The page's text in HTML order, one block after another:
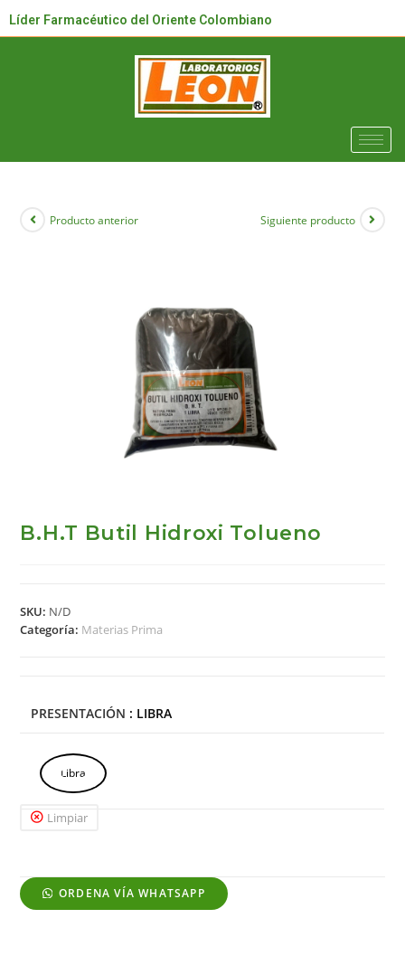
Líder Farmacéutico del Oriente Colombiano
Producto anterior Siguiente producto
B.H.T Butil Hidroxi Tolueno
SKU: N/D
Categoría: Materias Prima
PRESENTACIÓN : LIBRA
Libra
Limpiar
ORDENA VÍA WHATSAPP